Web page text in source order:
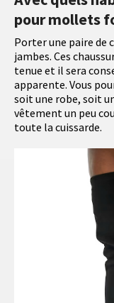
pour mollets
Porter une paire de
jambes. Ces
tenue et il sera
apparente. Vous
soit une robe, soit
vêtement un peu
toute la cuissarde.